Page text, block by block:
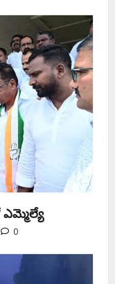
ఎమ్మెల్యే
0